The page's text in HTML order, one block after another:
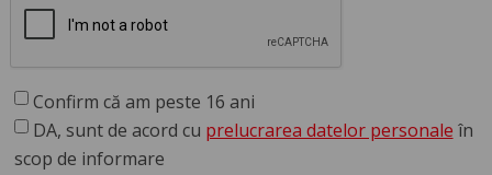
Confirm că am peste 16 ani
DA, sunt de acord cu prelucrarea datelor personale în
scop de informare